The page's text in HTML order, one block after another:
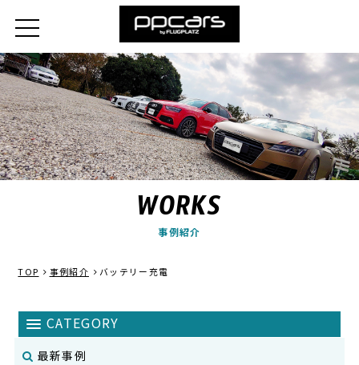
WORKS
事例紹介
TOP 事例紹介 バッテリー充電
最新事例